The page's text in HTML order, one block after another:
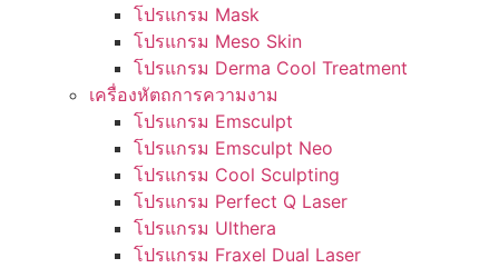
โปรแกรม Mask
โปรแกรม Meso Skin
โปรแกรม Derma Cool Treatment
เครื่องหัตถการความงาม
โปรแกรม Emsculpt
โปรแกรม Emsculpt Neo
โปรแกรม Cool Sculpting
โปรแกรม Perfect Q Laser
โปรแกรม Ulthera
โปรแกรม Fraxel Dual Laser